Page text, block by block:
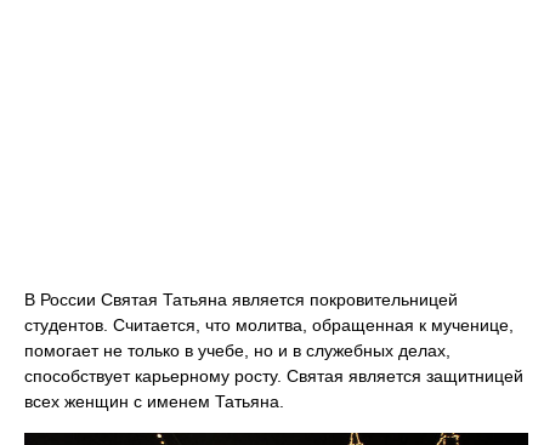
В России Святая Татьяна является покровительницей
студентов. Считается, что молитва, обращенная к мученице,
помогает не только в учебе, но и в служебных делах,
способствует карьерному росту. Святая является защитницей
всех женщин с именем Татьяна.